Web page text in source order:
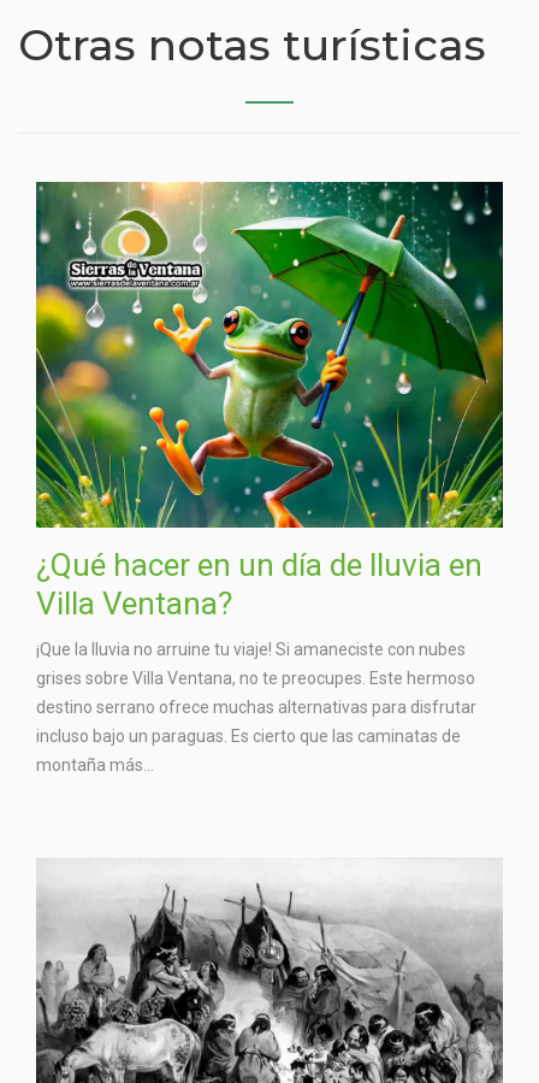
Otras notas turísticas
¿Qué hacer en un día de lluvia en
Villa Ventana?
¡Que la lluvia no arruine tu viaje! Si amaneciste con nubes
grises sobre Villa Ventana, no te preocupes. Este hermoso
destino serrano ofrece muchas alternativas para disfrutar
incluso bajo un paraguas. Es cierto que las caminatas de
montaña más...